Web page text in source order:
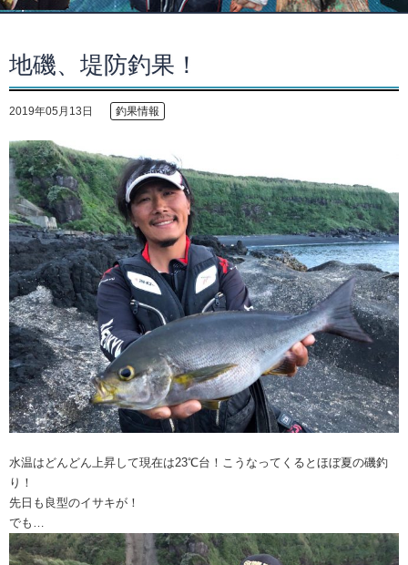
地磯、堤防釣果！
2019年05月13日 釣果情報
水温はどんどん上昇して現在は23℃台！こうなってくるとほぼ夏の磯釣
り！
先日も良型のイサキが！
でも…